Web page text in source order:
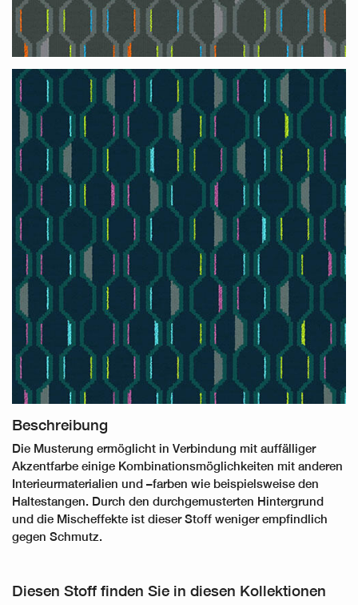
Beschreibung
Die Musterung ermöglicht in Verbindung mit auffälliger
Akzentfarbe einige Kombinationsmöglichkeiten mit anderen
Interieurmaterialien und –farben wie beispielsweise den
Haltestangen. Durch den durchgemusterten Hintergrund
und die Mischeffekte ist dieser Stoff weniger empfindlich
gegen Schmutz.
Diesen Stoff finden Sie in diesen Kollektionen